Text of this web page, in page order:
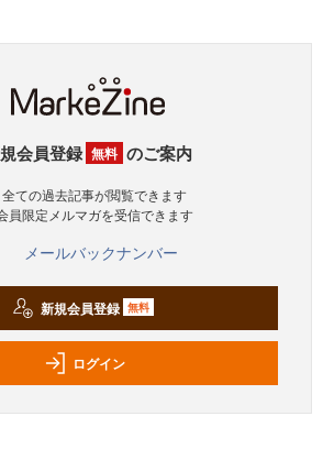
会員登録 無料 のご案内
全ての過去記事が閲覧できます
員限定メルマガを受信できます
メールバックナンバー
新規会員登録 無料
ログイン